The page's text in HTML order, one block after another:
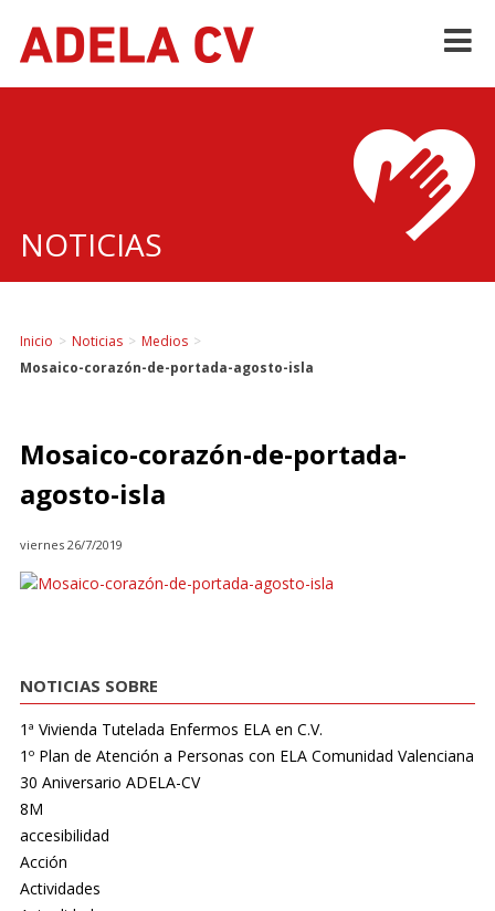
NOTICIAS
Inicio > Noticias > Medios >
Mosaico-corazón-de-portada-agosto-isla
Mosaico-corazón-de-portada-
agosto-isla
viernes 26/7/2019
NOTICIAS SOBRE
1ª Vivienda Tutelada Enfermos ELA en C.V.
1º Plan de Atención a Personas con ELA Comunidad Valenciana
30 Aniversario ADELA-CV
8M
accesibilidad
Acción
Actividades